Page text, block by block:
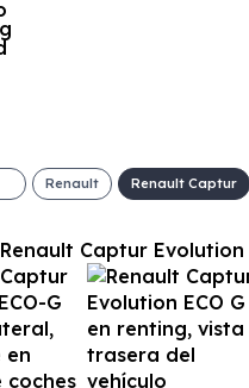
Renault Renault Captur
259€/Mes + IVA